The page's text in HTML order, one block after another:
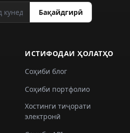
Бақайдгирӣ
ИСТИФОДАИ ҲОЛАТҲО
Соҳиби блог
Соҳиби портфолио
Хостинги тиҷорати
электронӣ